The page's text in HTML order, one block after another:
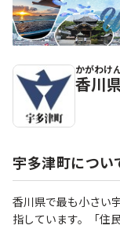
宇多津町のふるさ
香川
かがわけ
宇多津町につい
香川県で最も小さい
指しています。「住